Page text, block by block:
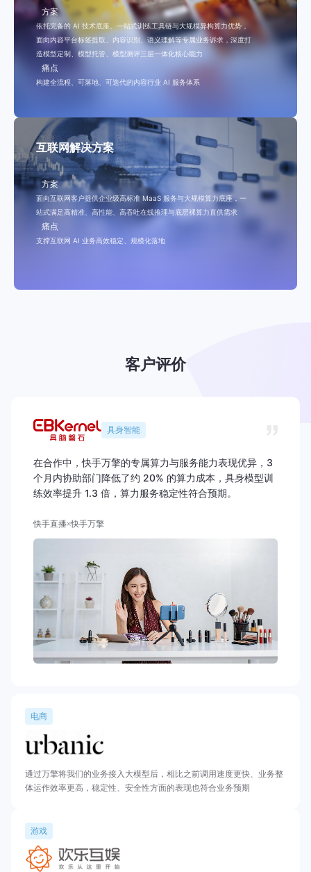
方案
依托完备的 AI 技术底座、一站式训练工具链与大规模异构算力优势，
面向内容平台标签提取、内容识别、语义理解等专属业务诉求，深度打
造模型定制、模型托管、模型测评三层一体化核心能力
痛点
构建全流程、可落地、可迭代的内容行业 AI 服务体系
互联网解决方案
方案
面向互联网客户提供企业级高标准 MaaS 服务与大规模算力底座，一
站式满足高精准、高性能、高吞吐在线推理与底层裸算力直供需求
痛点
支撑互联网 AI 业务高效稳定、规模化落地
客户评价
具身智能
在合作中，快手万擎的专属算力与服务能力表现优异，3
个月内协助部门降低了约 20% 的算力成本，具身模型训
练效率提升 1.3 倍，算力服务稳定性符合预期。
快手直播 快手万擎
电商
通过万擎将我们的业务接入大模型后，相比之前调用速度更快、业务整
体运作效率更高，稳定性、安全性方面的表现也符合业务预期
游戏